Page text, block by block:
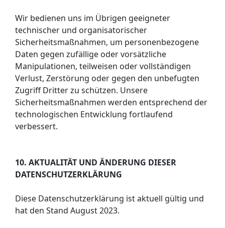
Wir bedienen uns im Übrigen geeigneter
technischer und organisatorischer
Sicherheitsmaßnahmen, um personenbezogene
Daten gegen zufällige oder vorsätzliche
Manipulationen, teilweisen oder vollständigen
Verlust, Zerstörung oder gegen den unbefugten
Zugriff Dritter zu schützen. Unsere
Sicherheitsmaßnahmen werden entsprechend der
technologischen Entwicklung fortlaufend
verbessert.
10. AKTUALITÄT UND ÄNDERUNG DIESER
DATENSCHUTZERKLÄRUNG
Diese Datenschutzerklärung ist aktuell gültig und
hat den Stand August 2023.